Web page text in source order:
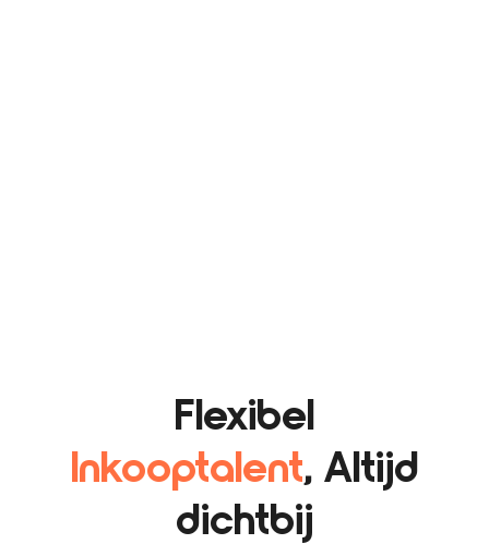
Flexibel
Inkooptalent, Altijd
dichtbij